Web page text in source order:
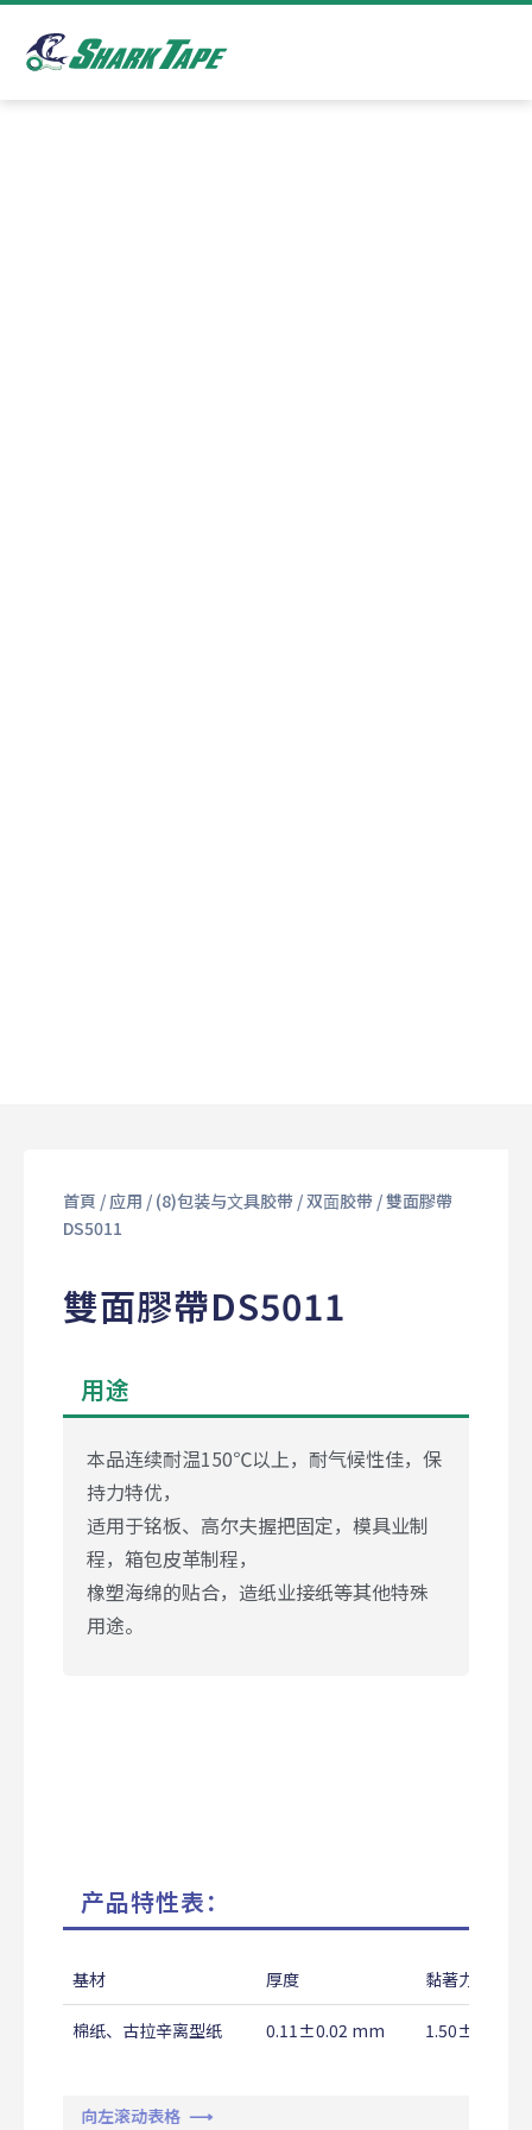
首頁 / 应用 / (8)包装与⽂具胶带/双⾯胶带/ 雙面膠帶
DS5011
雙面膠帶DS5011
用途
本品连续耐温150℃以上，耐气候性佳，保
持力特优，
适用于铭板、高尔夫握把固定，模具业制
程，箱包皮革制程，
橡塑海绵的贴合，造纸业接纸等其他特殊
用途。
产品特性表：
基材 厚度 黏著力
棉纸、古拉辛离型纸 0.11±0.02 mm 1.50±0.50
向左滚动表格 ⟶